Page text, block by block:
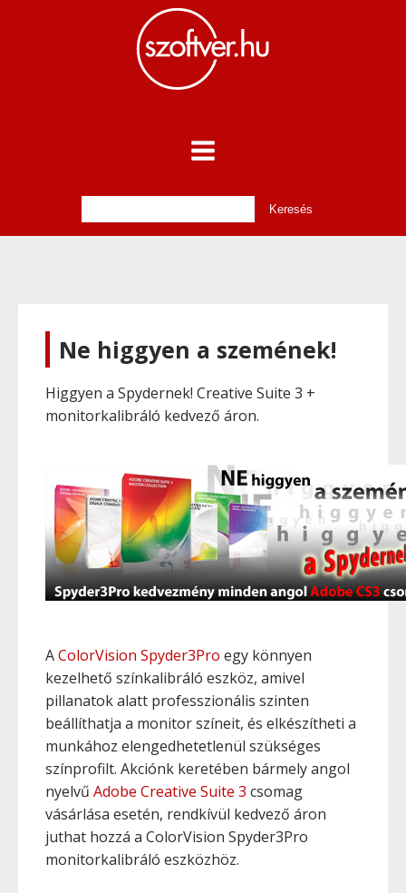
Ne higgyen a szemének!
Higgyen a Spydernek! Creative Suite 3 +
monitorkalibráló kedvező áron.
AColorVision Spyder3Pro egy könnyen
kezelhető színkalibráló eszköz, amivel
pillanatok alatt professzionális szinten
beállíthatja a monitor színeit, és elkészítheti a
munkához elengedhetetlenül szükséges
színprofilt. Akciónk keretében bármely angol
nyelvű Adobe Creative Suite 3 csomag
vásárlása esetén, rendkívül kedvező áron
juthat hozzá a ColorVision Spyder3Pro
monitorkalibráló eszközhöz.